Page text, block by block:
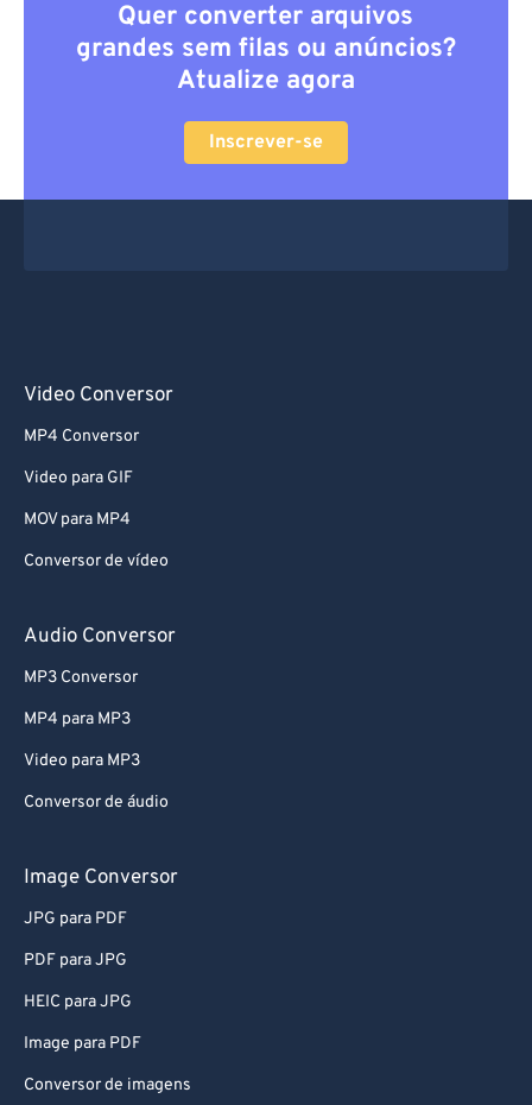
Quer converter arquivos
grandes sem filas ou anúncios?
Atualize agora
Inscrever-se
Video Conversor
MP4 Conversor
Video para GIF
MOV para MP4
Conversor de vídeo
Audio Conversor
MP3 Conversor
MP4 para MP3
Video para MP3
Conversor de áudio
Image Conversor
JPG para PDF
PDF para JPG
HEIC para JPG
Image para PDF
Conversor de imagens